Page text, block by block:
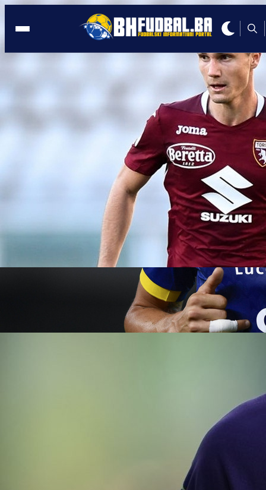
BIVŠI REPREZENTATIVAC BiH
VELIKI TRANSFER: Još jedan Bosanac
dolazi u Seriju A?!